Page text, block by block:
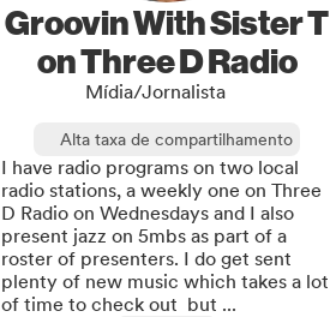
Groovin With Sister T
on Three D Radio
Mídia/Jornalista
Alta taxa de compartilhamento
I have radio programs on two local
radio stations, a weekly one on Three
D Radio on Wednesdays and I also
present jazz on 5mbs as part of a
roster of presenters. I do get sent
plenty of new music which takes a lot
of time to check out  but ...